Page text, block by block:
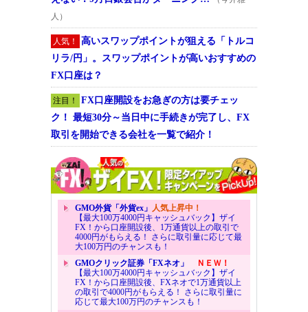
人）
人気！
高いスワップポイントが狙える「トルコ
リラ/円」。スワップポイントが高いおすすめの
FX口座は？
注目！
FX口座開設をお急ぎの方は要チェッ
ク！ 最短30分～当日中に手続きが完了し、FX
取引を開始できる会社を一覧で紹介！
GMO外貨「外貨ex」 人気上昇中！
【最大100万4000円キャッシュバック】ザイ
FX！から口座開設後、1万通貨以上の取引で
4000円がもらえる！ さらに取引量に応じて最
大100万円のチャンスも！
GMOクリック証券「FXネオ」
ＮＥＷ！
【最大100万4000円キャッシュバック】ザイ
FX！から口座開設後、FXネオで1万通貨以上
の取引で4000円がもらえる！ さらに取引量に
応じて最大100万円のチャンスも！